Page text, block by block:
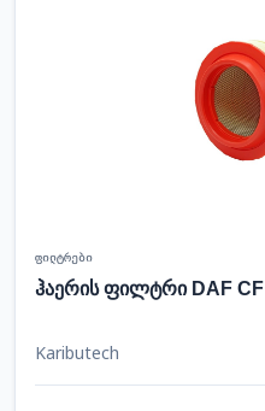
ფილტრები
ჰაერის ფილტრი DAF CF
Kaributech